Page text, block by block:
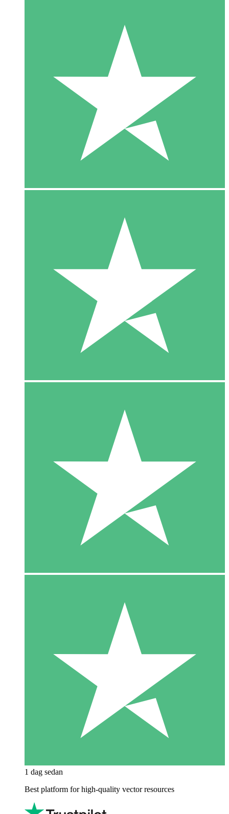
1 dag sedan
Best platform for high-quality vector resources